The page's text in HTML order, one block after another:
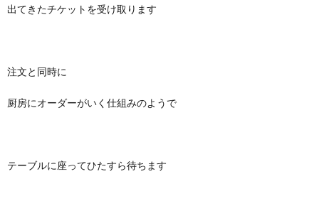
出てきたチケットを受け取ります
注文と同時に
厨房にオーダーがいく仕組みのようで
テーブルに座ってひたすら待ちます